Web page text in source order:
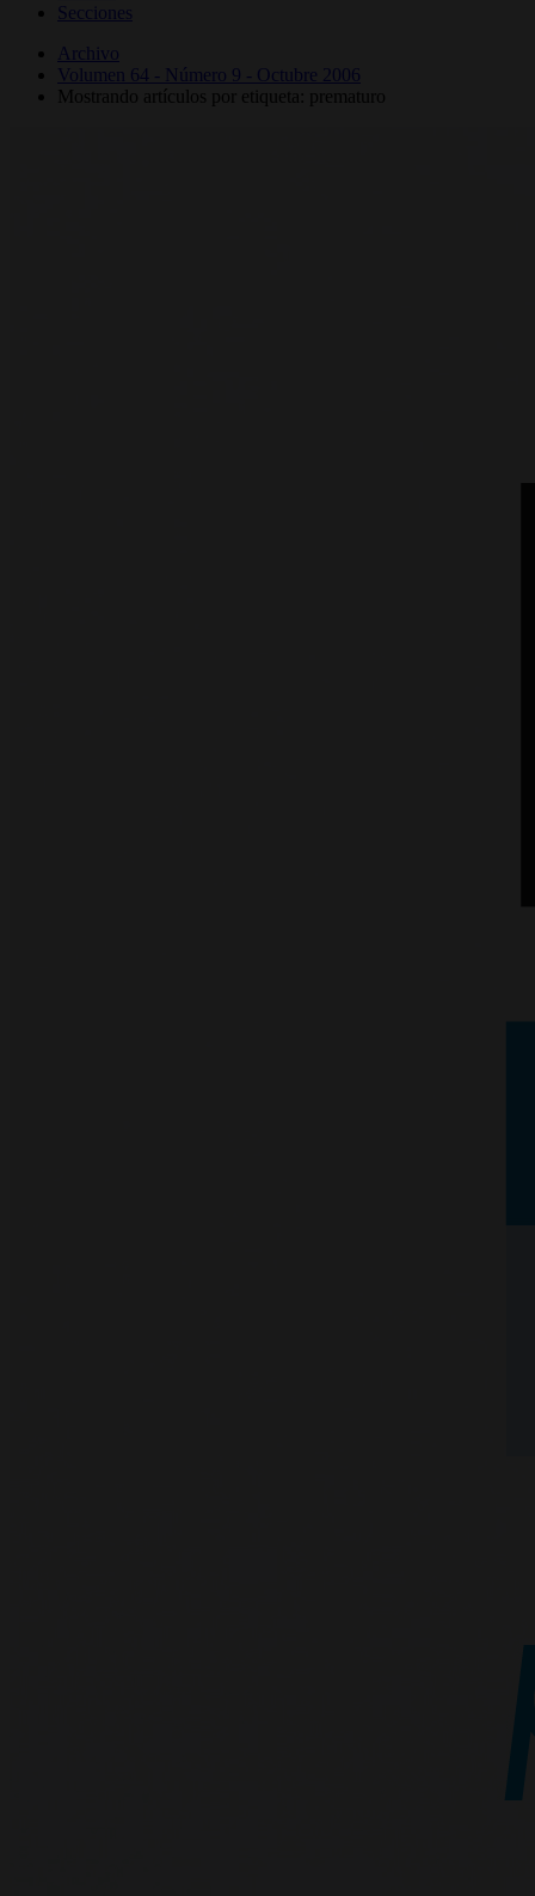
Secciones
Archivo
Volumen 64 - Número 9 - Octubre 2006
Mostrando artículos por etiqueta: prematuro